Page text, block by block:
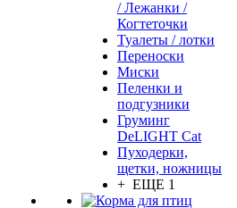
/ Лежанки /
Когтеточки
Туалеты / лотки
Переноски
Миски
Пеленки и
подгузники
Груминг
DeLIGHT Cat
Пуходерки,
щетки, ножницы
+ ЕЩЕ 1